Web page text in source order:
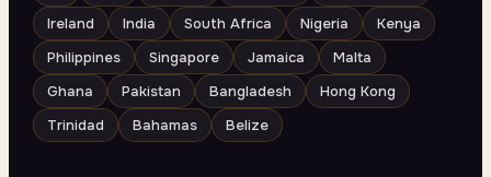
Ireland
India South Africa Nigeria
Kenya
Philippines
Singapore Jamaica
Malta
Ghana
Pakistan Bangladesh
Hong Kong
Trinidad
Bahamas Belize